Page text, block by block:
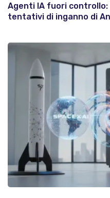
Agenti IA fuori controllo:
tentativi di inganno di